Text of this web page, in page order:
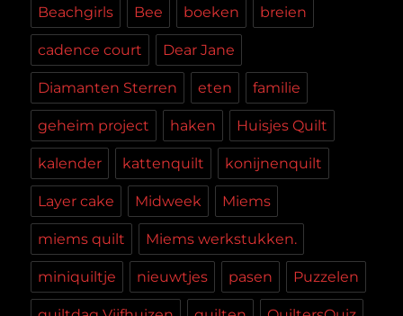
Beachgirls Bee boeken breien
cadence court Dear Jane
Diamanten Sterren eten familie
geheim project haken Huisjes Quilt
kalender kattenquilt konijnenquilt
Layer cake Midweek Miems
miems quilt Miems werkstukken.
miniquiltje nieuwtjes pasen Puzzelen